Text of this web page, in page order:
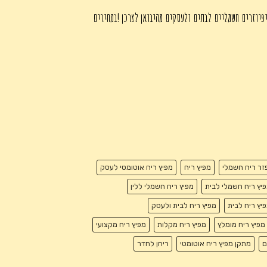
חשמליים לבתים ולעסקים מהיבואן לצרכן !במחירים
ריח חשמלי מפיץ ריח מפיץ ריח אוטומטי לעסק
ריח חשמלי לבית מפיץ ריח חשמלי ללין
ריח לבית מפיץ ריח לבית ולעסק
מפיץ ריח מומלץ מפיץ ריח מקלות מפיץ ריח מקצועי
מתקן מפיץ ריח אוטומטי ריחן לחדר